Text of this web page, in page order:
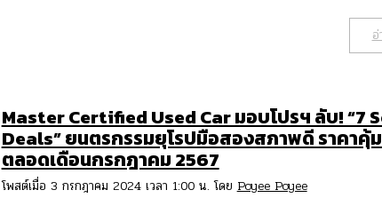
Master Certified Used Car มอบโปรฯ ลับ! “7
Deals” ยนตรกรรมยุโรปมือสองสภาพดี ราคาคุ้
ตลอดเดือนกรกฎาคม 2567
โพสต์เมื่อ 3 กรกฎาคม 2024 เวลา 1:00 น. โดย Poyee Poyee